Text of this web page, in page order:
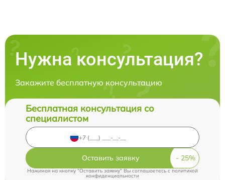
Нужна консультация?
Закажите бесплатную консультацию
Бесплатная консультация со
специалистом
Оставить заявку
Нажимая на кнопку "Оставить заявку" Вы соглашаетесь c политикой
конфиденциальности